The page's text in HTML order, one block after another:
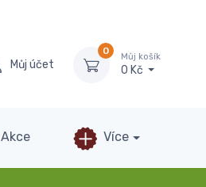
Můj účet
0
Můj košík
0 Kč
Akce Více